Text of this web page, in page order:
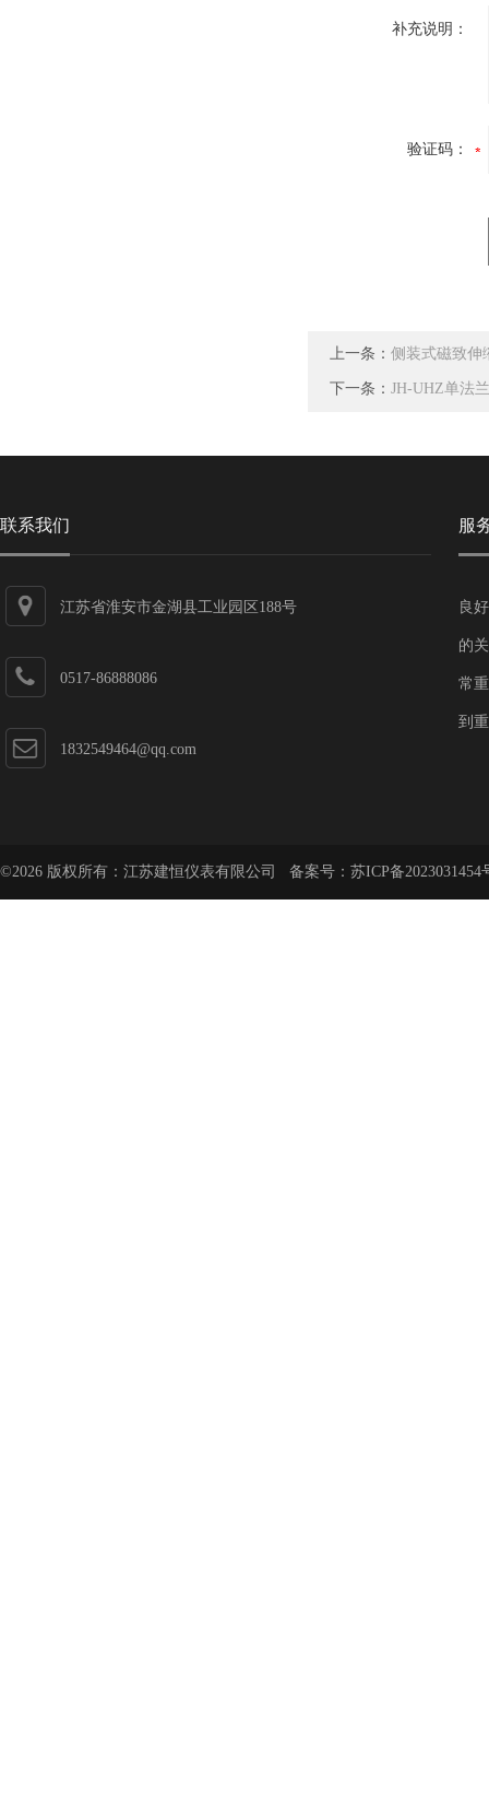
补充说明：
验证码：
上一条： 侧装式磁致伸
下一条： JH-UHZ单法
联系我们
江苏省淮安市金湖县工业园区188号
0517-86888086
1832549464@qq.com
服
良
的
常
到
©2026 版权所有：江苏建恒仪表有限公司 备案号： 苏ICP备2023031454